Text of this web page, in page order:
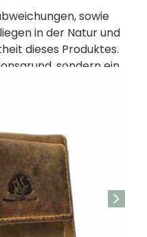
sowie
in der Natur und
dieses Produktes.
sondern ein